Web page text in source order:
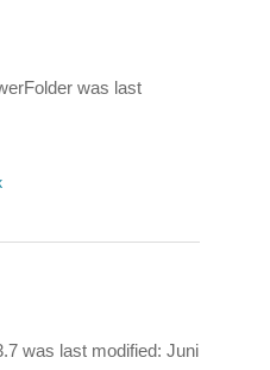
was last
was last modified: Juni